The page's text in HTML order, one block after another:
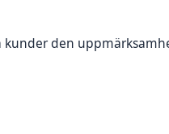
kunder den